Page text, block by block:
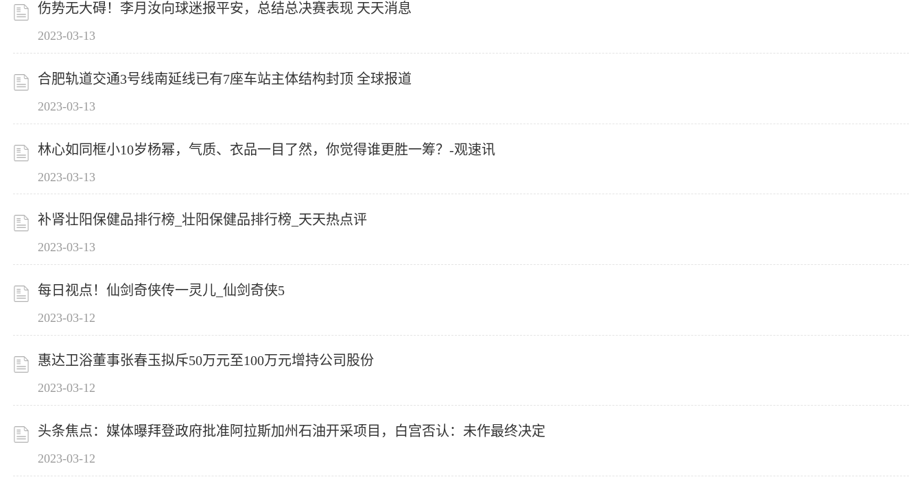
伤势无大碍！李月汝向球迷报平安，总结总决赛表现 天天消息
2023-03-13
合肥轨道交通3号线南延线已有7座车站主体结构封顶 全球报道
2023-03-13
林心如同框小10岁杨幂，气质、衣品一目了然，你觉得谁更胜一筹？-观速讯
2023-03-13
补肾壮阳保健品排行榜_壮阳保健品排行榜_天天热点评
2023-03-13
每日视点！仙剑奇侠传一灵儿_仙剑奇侠5
2023-03-12
惠达卫浴董事张春玉拟斥50万元至100万元增持公司股份
2023-03-12
头条焦点：媒体曝拜登政府批准阿拉斯加州石油开采项目，白宫否认：未作最终决定
2023-03-12